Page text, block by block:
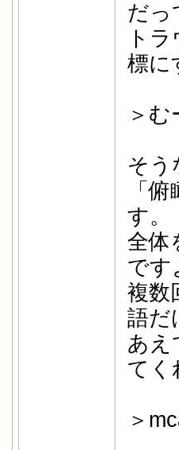
だっ
ト
標に
＞む
そう
「
す。
全体
です
複数
語だ
あえ
てく
＞